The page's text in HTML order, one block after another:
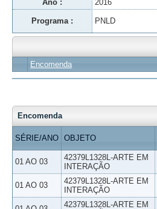
Ano : 2016
Programa : PNLD
Encomenda
Encomenda
SÉRIE/ANO OBJETO
01 AO 03
42379L1328L-ARTE EM
INTERAÇÃO
01 AO 03
42379L1328L-ARTE EM
INTERAÇÃO
42379L1328L-ARTE EM